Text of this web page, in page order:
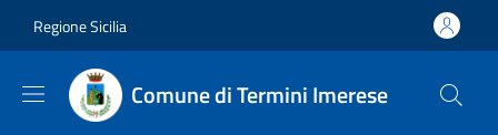
Regione Sicilia
Comune di Termini Imerese